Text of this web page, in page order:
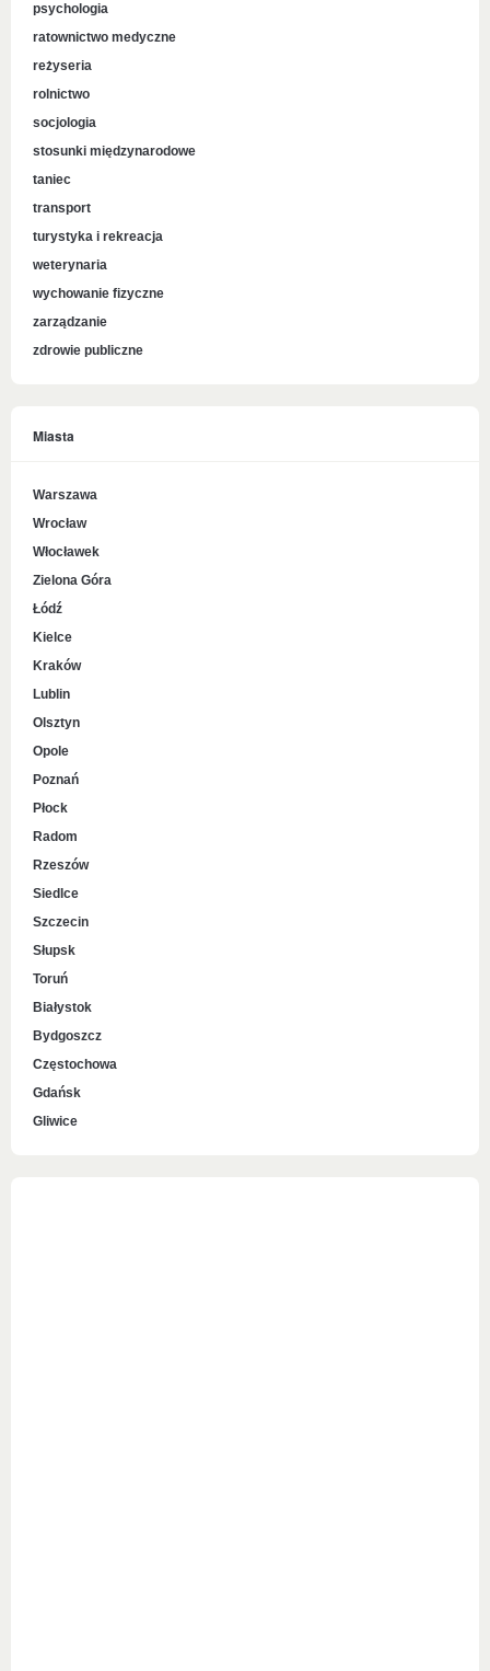
psychologia
ratownictwo medyczne
reżyseria
rolnictwo
socjologia
stosunki międzynarodowe
taniec
transport
turystyka i rekreacja
weterynaria
wychowanie fizyczne
zarządzanie
zdrowie publiczne
Miasta
Warszawa
Wrocław
Włocławek
Zielona Góra
Łódź
Kielce
Kraków
Lublin
Olsztyn
Opole
Poznań
Płock
Radom
Rzeszów
Siedlce
Szczecin
Słupsk
Toruń
Białystok
Bydgoszcz
Częstochowa
Gdańsk
Gliwice